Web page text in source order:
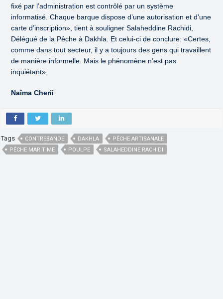
fixé par l’administration est contrôlé par un système
informatisé. Chaque barque dispose d’une autorisation et d’une
carte d’inscription», tient à souligner Salaheddine Rachidi,
Délégué de la Pêche à Dakhla. Et celui-ci de conclure: «Certes,
comme dans tout secteur, il y a toujours des gens qui travaillent
de manière informelle. Mais le phénomène n’est pas
inquiétant».
Naîma Cherii
Tags CONTREBANDE DAKHLA
PÊCHE ARTISANALE
PÊCHE MARITIME
POULPE SALAHEDDINE RACHIDI